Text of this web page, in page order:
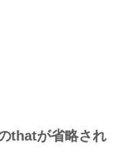
thatが省略され